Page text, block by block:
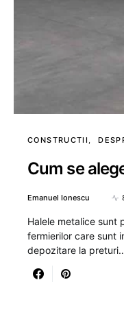
CONSTRUCTII
Cum se
Emanuel Ionescu
Halele metalice sunt
fermierilor care sunt
depozitare la